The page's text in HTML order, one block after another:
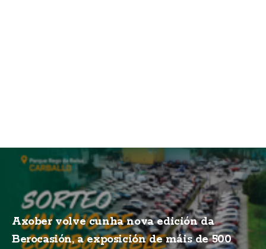
Axober volve cunha nova edición da
Berocasión, a exposición de máis de 500